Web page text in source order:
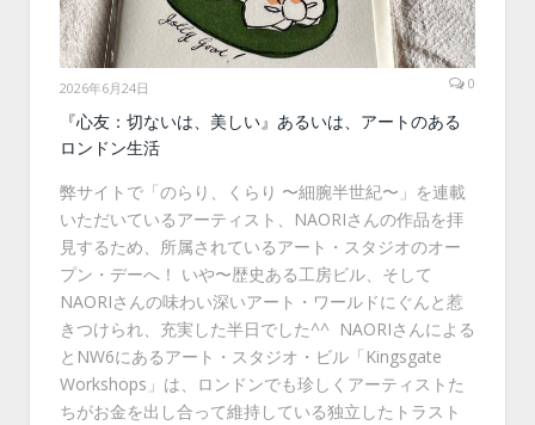
2026年6月24日 0
『心友：切ないは、美しい』あるいは、アートのある
ロンドン生活
弊サイトで「のらり、くらり 〜細腕半世紀〜」を連載
いただいているアーティスト、NAORIさんの作品を拝
見するため、所属されているアート・スタジオのオー
プン・デーへ！ いや〜歴史ある工房ビル、そして
NAORIさんの味わい深いアート・ワールドにぐんと惹
きつけられ、充実した半日でした^^ NAORIさんによる
とNW6にあるアート・スタジオ・ビル「Kingsgate
Workshops」は、ロンドンでも珍しくアーティストた
ちがお金を出し合って維持している独立したトラスト